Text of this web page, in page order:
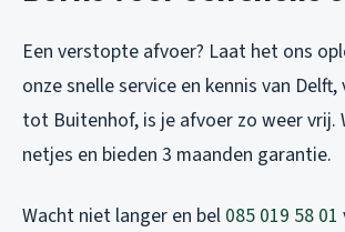
Een verstopte afvoer? Laat het ons
onze snelle service en kennis van
tot Buitenhof, is je afvoer zo weer vrij.
netjes en bieden 3 maanden garantie.
Wacht niet langer en bel 085 019 58 01